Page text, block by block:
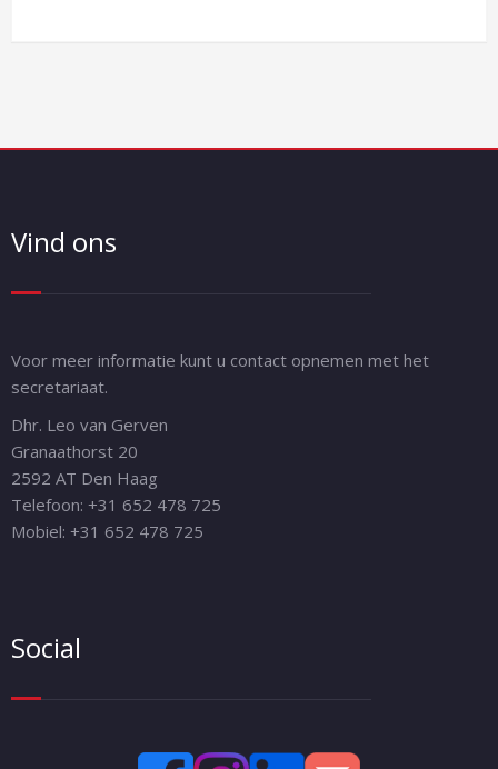
Vind ons
Voor meer informatie kunt u contact opnemen met het
secretariaat.
Dhr. Leo van Gerven
Granaathorst 20
2592 AT Den Haag
Telefoon: +31 652 478 725
Mobiel: +31 652 478 725
Social